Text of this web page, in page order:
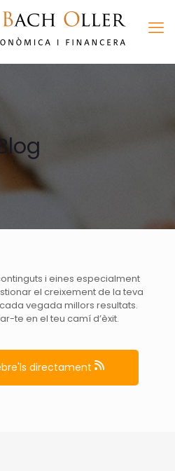
i eines especialment
el creixement de la teva
vegada millors resultats.
te en el teu camí d’èxit.
directament